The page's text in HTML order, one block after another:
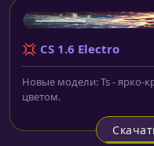
💢 CS 1.6 Electro
Новые модели: Ts - ярко-
цветом.